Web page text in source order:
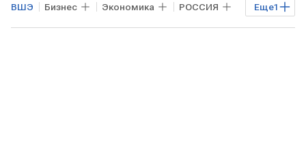
Еще1
ВШЭ Бизнес Экономика РОССИЯ
Омская область